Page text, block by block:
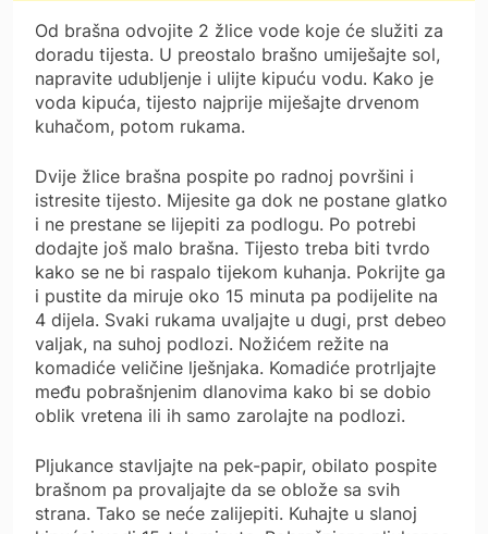
Od brašna odvojite 2 žlice vode koje će služiti za
doradu tijesta. U preostalo brašno umiješajte sol,
napravite udubljenje i ulijte kipuću vodu. Kako je
voda kipuća, tijesto najprije miješajte drvenom
kuhačom, potom rukama.
Dvije žlice brašna pospite po radnoj površini i
istresite tijesto. Mijesite ga dok ne postane glatko
i ne prestane se lijepiti za podlogu. Po potrebi
dodajte još malo brašna. Tijesto treba biti tvrdo
kako se ne bi raspalo tijekom kuhanja. Pokrijte ga
i pustite da miruje oko 15 minuta pa podijelite na
4 dijela. Svaki rukama uvaljajte u dugi, prst debeo
valjak, na suhoj podlozi. Nožićem režite na
komadiće veličine lješnjaka. Komadiće protrljajte
među pobrašnjenim dlanovima kako bi se dobio
oblik vretena ili ih samo zarolajte na podlozi.
Pljukance stavljajte na pek-papir, obilato pospite
brašnom pa provaljajte da se oblože sa svih
strana. Tako se neće zalijepiti. Kuhajte u slanoj